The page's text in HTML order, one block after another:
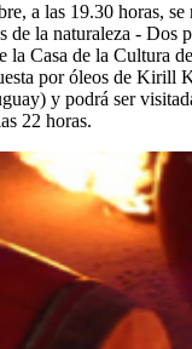
a las 19.30 horas, se
de la naturaleza - Dos
la Casa de la Cultura
por óleos de Kirill
y podrá ser
22 horas.